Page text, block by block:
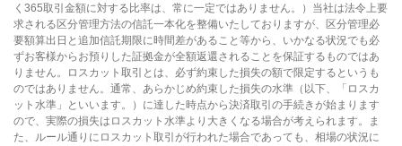
く365取引金額に対する比率は、常に一定ではありません。）当社は法令上要
求される区分管理方法の信託一本化を整備いたしておりますが、区分管理必
要額算出日と追加信託期限に時間差があること等から、いかなる状況でも必
ずお客様からお預りした証拠金が全額返還されることを保証するものではあ
りません。ロスカット取引とは、必ず約束した損失の額で限定するというも
のではありません。通常、あらかじめ約束した損失の水準（以下、「ロスカ
ット水準」といいます。）に達した時点から決済取引の手続きが始まります
ので、実際の損失はロスカット水準より大きくなる場合が考えられます。ま
た、ルール通りにロスカット取引が行われた場合であっても、相場の状況に